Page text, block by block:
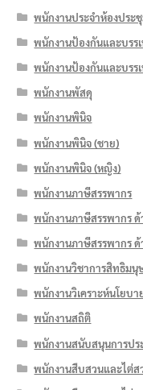
พนักงานประจำห้องประ
พนักงานป้องกันและบรร
พนักงานป้องกันและบรร
พนักงานพัสดุ
พนักงานพินิจ
พนักงานพินิจ (ชาย)
พนักงานพินิจ (หญิง)
พนักงานภาษีสรรพากร
พนักงานภาษีสรรพากร
พนักงานภาษีสรรพากร
พนักงานวิชาการสิทธิมนุ
พนักงานวิเคราะห์นโยบ
พนักงานสถิติ
พนักงานสนับสนุนการปร
พนักงานสืบสวนและไต่ส